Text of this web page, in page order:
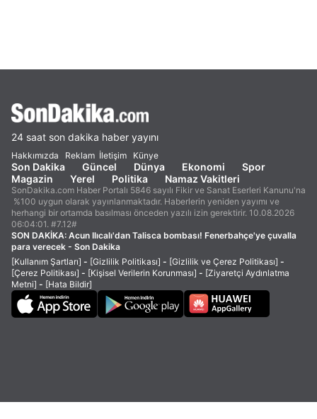
24 saat son dakika haber yayını
Hakkımızda Reklam İletişim Künye
Son Dakika Güncel Dünya Ekonomi
Spor
Magazin
Yerel Politika Namaz Vakitleri
SonDakika.com Haber Portalı 5846 sayılı Fikir ve Sanat Eserleri Kanunu'na
%100 uygun olarak yayınlanmaktadır. Haberlerin yeniden yayımı ve
herhangi bir ortamda basılması önceden yazılı izin gerektirir. 10.08.2026
06:04:01. #7.12#
SON DAKİKA: Acun Ilıcalı'dan Talisca bombası! Fenerbahçe'ye çuvalla
para verecek - Son Dakika
[Kullanım Şartları] - [Gizlilik Politikası] - [Gizlilik ve Çerez Politikası] -
[Çerez Politikası] - [Kişisel Verilerin Korunması] - [Ziyaretçi Aydınlatma
Metni] - [Hata Bildir]